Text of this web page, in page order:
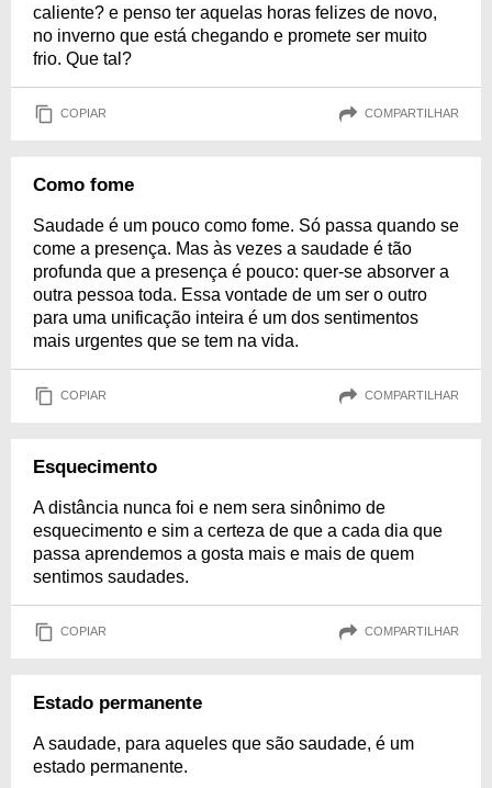
caliente? e penso ter aquelas horas felizes de novo,
no inverno que está chegando e promete ser muito
frio. Que tal?
COPIAR COMPARTILHAR
Como fome
Saudade é um pouco como fome. Só passa quando se
come a presença. Mas às vezes a saudade é tão
profunda que a presença é pouco: quer-se absorver a
outra pessoa toda. Essa vontade de um ser o outro
para uma unificação inteira é um dos sentimentos
mais urgentes que se tem na vida.
COPIAR COMPARTILHAR
Esquecimento
A distância nunca foi e nem sera sinônimo de
esquecimento e sim a certeza de que a cada dia que
passa aprendemos a gosta mais e mais de quem
sentimos saudades.
COPIAR COMPARTILHAR
Estado permanente
A saudade, para aqueles que são saudade, é um
estado permanente.